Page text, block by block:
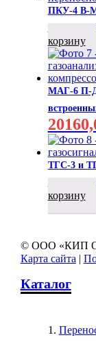
ПКУ-4 В-
корзину
МАГ-6 П-Д
ТГС-3 и
СО, СН4
корзину
© ООО «КИП
Карта сайта |
Каталог